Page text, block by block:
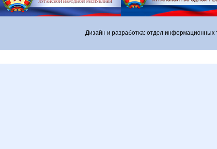
Дизайн и разработка: отдел информационных